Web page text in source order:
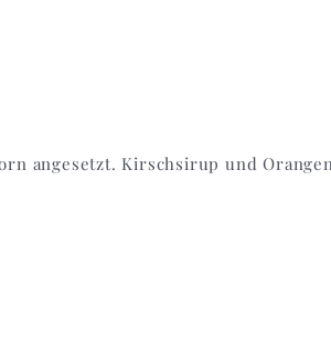
angesetzt. Kirschsirup und